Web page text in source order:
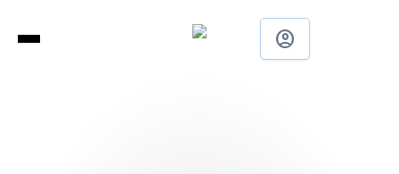
account_circle